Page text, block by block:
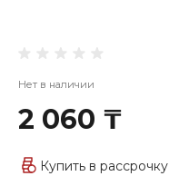
Нет в наличии
2 060 ₸
Купить в рассрочку